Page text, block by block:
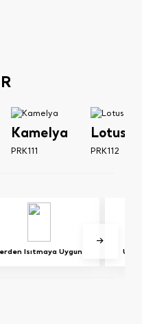
Kamelya
PRK111
Lotus
PRK112
Isıtmaya Uygun UV